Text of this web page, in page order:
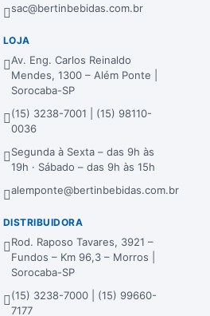
sac@bertinbebidas.com.br
LOJA
Av. Eng. Carlos Reinaldo
Mendes, 1300 – Além Ponte |
Sorocaba-SP
(15) 3238-7001 | (15) 98110-
0036
Segunda à Sexta – das 9h às
19h · Sábado – das 9h às 15h
alemponte@bertinbebidas.com.br
DISTRIBUIDORA
Rod. Raposo Tavares, 3921 –
Fundos – Km 96,3 – Morros |
Sorocaba-SP
(15) 3238-7000 | (15) 99660-
7177